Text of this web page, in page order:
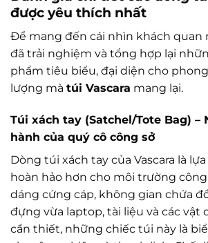
được yêu thích nhất
Để mang đến cái nhìn khách quan
đã trải nghiệm và tổng hợp lại
phẩm tiêu biểu, đại diện cho
lượng mà túi Vascara mang lại.
Túi xách tay (Satchel/Tote Bag) –
hành của quý cô công sở
Dòng túi xách tay của Vascara là
hoàn hảo hơn cho môi trường
dáng cứng cáp, không gian chứa
đựng vừa laptop, tài liệu và các vật
cần thiết, những chiếc túi này là